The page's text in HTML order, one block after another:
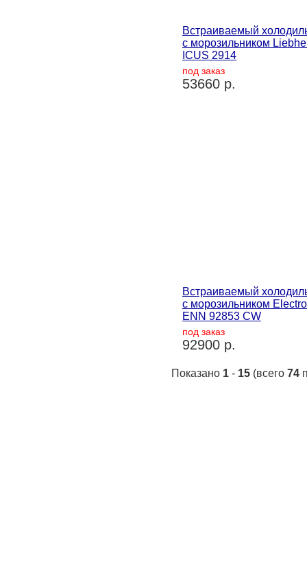
Встраиваемый
с морозильником
ICUS 2914
под заказ
53660 р.
Встраиваемый
с морозильником
ENN 92853 CW
под заказ
92900 р.
Показано 1 - 15 (всего 74